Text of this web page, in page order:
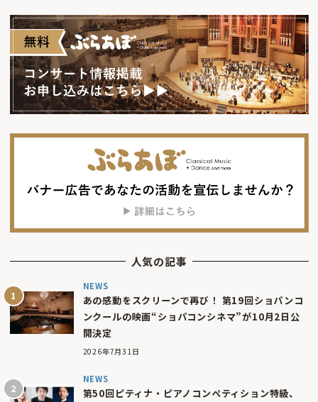
人気の記事
NEWS
あの感動をスクリーンで再び！ 第19回ショパンコ
ンクールの映画“ショパコンシネマ”が10月2日公
開決定
2026年7月31日
NEWS
第50回ピティナ・ピアノコンペティション特級、